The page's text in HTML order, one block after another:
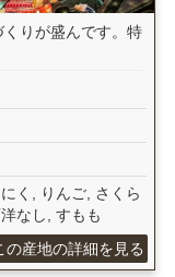
りが盛んです。特
く, りんご, さくら
なし, すもも
の産地の詳細を見る